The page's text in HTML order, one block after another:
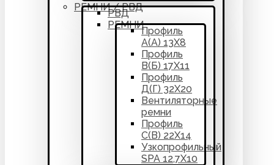
РЕМНИ / РВД
РВД
РЕМНИ
Профиль
А(А) 13Х8
Профиль
В(Б) 17Х11
Профиль
Д(Г) 32Х20
Вентиляторные
ремни
Профиль
С(В) 22Х14
Узкопрофильный
SPA 12,7Х10